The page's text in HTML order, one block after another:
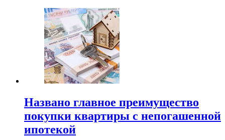
Названо главное преимущество
покупки квартиры с непогашенной
ипотекой